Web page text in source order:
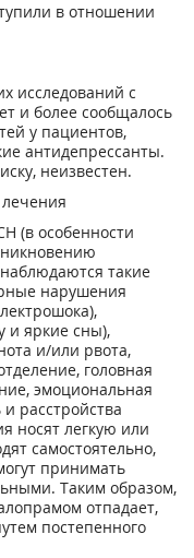
в отношении
исследований с
и более сообщалось
у пациентов,
антидепрессанты.
неизвестен.
(в особенности
такие
нарушения
и яркие сны),
и/или рвота,
головная
эмоциональная
расстройства
носят легкую или
самостоятельно,
принимать
Таким образом,
отпадает,
постепенного